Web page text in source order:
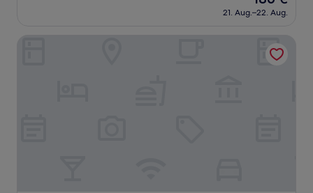
Preis
beträgt
21. Aug.–22. Aug.